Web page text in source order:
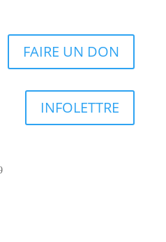
FAIRE UN DON
INFOLETTRE